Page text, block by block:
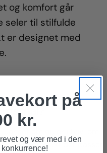
og komfort går
seler til stilfulde
er designet med
om du er i tvivl om
hvilket produkt der passer
på
kr.
og vær med i den